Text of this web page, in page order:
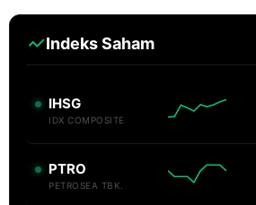
Indeks Saham
IHSG
IDX COMPOSITE
PTRO
PETROSEA TBK.